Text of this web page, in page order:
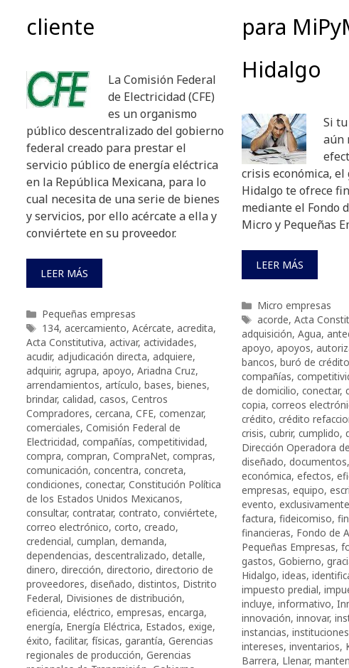
cliente
La Comisión Federal
de Electricidad (CFE)
es un organismo
público descentralizado del gobierno
federal creado para prestar el
servicio público de energía eléctrica
en la República Mexicana, para lo
cual necesita de una serie de bienes
y servicios, por ello acércate a ella y
conviértete en su proveedor.
LEER MÁS
Categorías
Pequeñas empresas
Etiquetas
134, acercamiento, Acércate, acredita,
Acta Constitutiva, activar, actividades,
acudir, adjudicación directa, adquiere,
adquirir, agrupa, apoyo, Ariadna Cruz,
arrendamientos, artículo, bases, bienes,
brindar, calidad, casos, Centros
Compradores, cercana, CFE, comenzar,
comerciales, Comisión Federal de
Electricidad, compañías, competitividad,
compra, compran, CompraNet, compras,
comunicación, concentra, concreta,
condiciones, conectar, Constitución Política
de los Estados Unidos Mexicanos,
consultar, contratar, contrato, conviértete,
correo electrónico, corto, creado,
credencial, cumplan, demanda,
dependencias, descentralizado, detalle,
dinero, dirección, directorio, directorio de
proveedores, diseñado, distintos, Distrito
Federal, Divisiones de distribución,
eficiencia, eléctrico, empresas, encarga,
energía, Energía Eléctrica, Estados, exige,
éxito, facilitar, físicas, garantía, Gerencias
regionales de producción, Gerencias
para
Hidalgo
Si
aún
crisis económica,
Hidalgo te ofrece
mediante el Fondo
Micro y Pequeñas
LEER MÁS
Categorías
Micro empresas
Etiquetas
acorde, Acta
adquisición, Agua,
apoyo, apoyos,
bancos, buró de crédito
compañías,
de domicilio, conectar,
copia, correos
crédito, crédito
crisis, cubrir, cumplido,
Dirección Operadora
diseñado, documentos,
económica, efectos,
empresas, equipo,
evento, exclusivamente
factura, fideicomiso,
financieras, Fondo de
Pequeñas Empresas,
gastos, Gobierno,
Hidalgo, ideas,
impuesto predial,
incluye, informativo,
innovación, innovar,
instancias, instituciones
intereses, inventarios,
Barrera, Llenar,